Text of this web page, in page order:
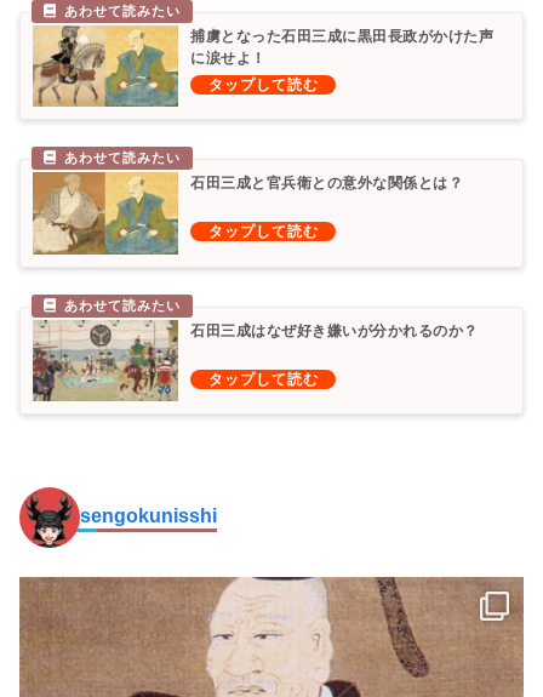
捕虜となった石田三成に黒田長政がかけた声
に涙せよ！
石田三成と官兵衛との意外な関係とは？
石田三成はなぜ好き嫌いが分かれるのか？
sengokunisshi